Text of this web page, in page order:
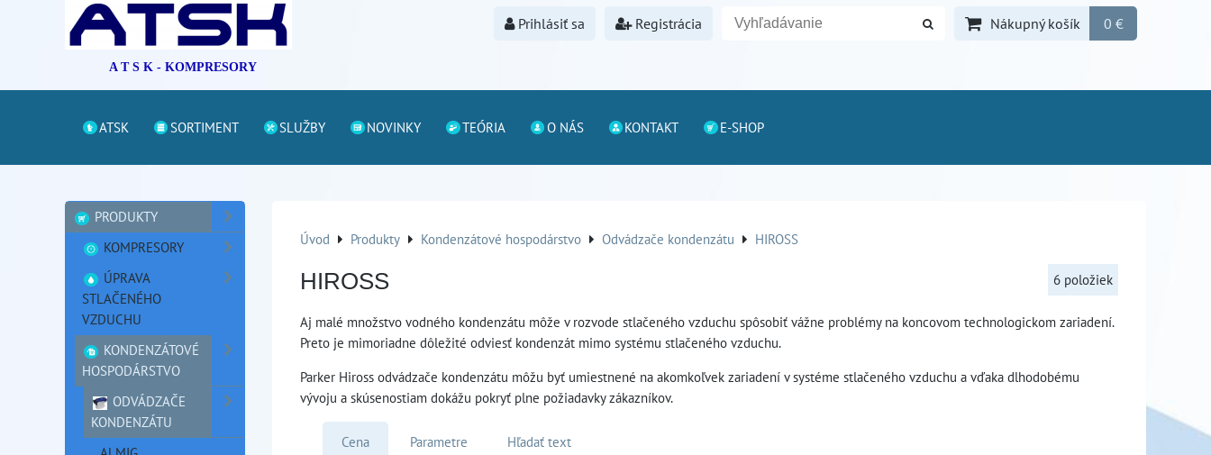
A T S K - KOMPRESORY
Prihlásiť sa Registrácia Nákupný košík 0 €
ATSK SORTIMENT SLUŽBY NOVINKY TEÓRIA O NÁS KONTAKT E-SHOP
Úvod Produkty Kondenzátové hospodárstvo Odvádzače kondenzátu HIROSS
HIROSS 6 položiek
Aj malé množstvo vodného kondenzátu môže v rozvode stlačeného vzduchu spôsobiť vážne problémy na koncovom technologickom zariadení.
Preto je mimoriadne dôležité odviesť kondenzát mimo systému stlačeného vzduchu.
Parker Hiross odvádzače kondenzátu môžu byť umiestnené na akomkoľvek zariadení v systéme stlačeného vzduchu a vďaka dlhodobému
vývoju a skúsenostiam dokážu pokryť plne požiadavky zákazníkov.
Cena Parametre Hľadať text
PRODUKTY
KOMPRESORY
ÚPRAVA
STLAČENÉHO
VZDUCHU
KONDENZÁTOVÉ
HOSPODÁRSTVO
ODVÁDZAČE
KONDENZÁTU